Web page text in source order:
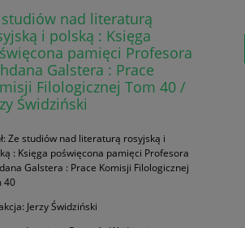
studiów nad literaturą
i polską : Księga
pamięci Profesora
Galstera : Prace
Filologicznej Tom 40 /
Świdziński
Ze studiów nad literaturą rosyjską i
: Księga poświęcona pamięci Profesora
Galstera : Prace Komisji Filologicznej
40
Jerzy Świdziński